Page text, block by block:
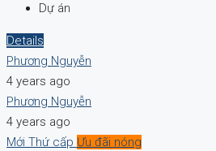
Dự án
Details
Phương Nguyễn
4 years ago
Phương Nguyễn
4 years ago
Mới Thứ cấp Ưu đãi nóng